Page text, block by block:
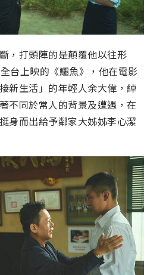
，打頭陣的是顛覆他以往形
台上映的《鱷魚》，他在電影
新生活」的年輕人余大偉，綽
不同於常人的背景及遭遇，在
身而出給予鄰家大姊姊李心潔